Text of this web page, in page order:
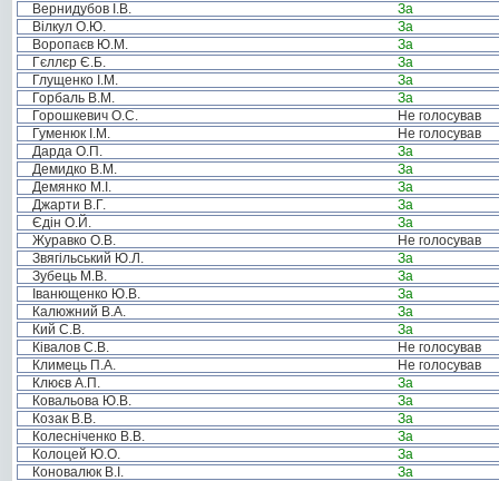
Вернидубов І.В.
За
Вілкул О.Ю.
За
Воропаєв Ю.М.
За
Гєллєр Є.Б.
За
Глущенко І.М.
За
Горбаль В.М.
За
Горошкевич О.С.
Не голосував
Гуменюк І.М.
Не голосував
Дарда О.П.
За
Демидко В.М.
За
Демянко М.І.
За
Джарти В.Г.
За
Єдін О.Й.
За
Журавко О.В.
Не голосував
Звягільський Ю.Л.
За
Зубець М.В.
За
Іванющенко Ю.В.
За
Калюжний В.А.
За
Кий С.В.
За
Ківалов С.В.
Не голосував
Климець П.А.
Не голосував
Клюєв А.П.
За
Ковальова Ю.В.
За
Козак В.В.
За
Колесніченко В.В.
За
Колоцей Ю.О.
За
Коновалюк В.І.
За